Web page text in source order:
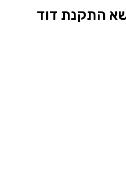
התקנת דוד